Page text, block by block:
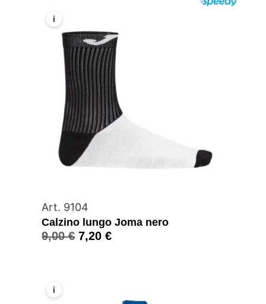
i
Art. 9104
Calzino lungo Joma nero
9,00€ 7,20€
i